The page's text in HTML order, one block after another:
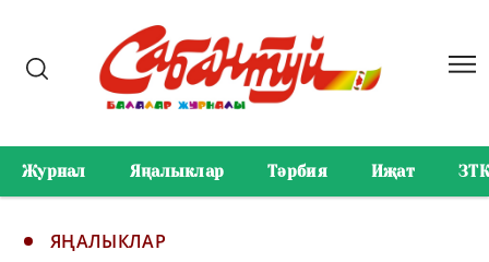
Журнал Яңалыклар Тәрбия Иҗат ЗТК
ЯҢАЛЫКЛАР